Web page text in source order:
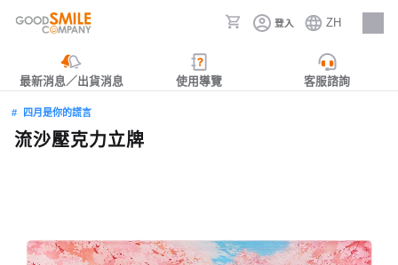
登入 ZH
人才招募
最新消息／出貨消息 使用導覽 客服諮詢
四月是你的謊言
流沙壓克力立牌